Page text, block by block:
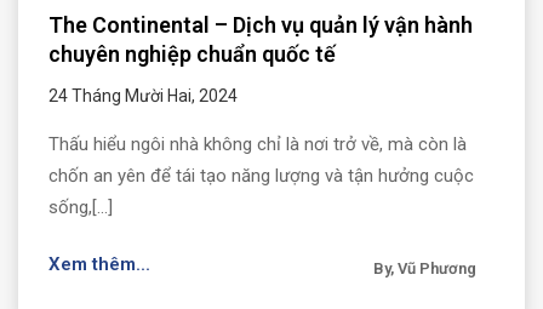
The Continental – Dịch vụ quản lý vận hành
chuyên nghiệp chuẩn quốc tế
24 Tháng Mười Hai, 2024
Thấu hiểu ngôi nhà không chỉ là nơi trở về, mà còn là
chốn an yên để tái tạo năng lượng và tận hưởng cuộc
sống,[...]
Xem thêm... By, Vũ Phương